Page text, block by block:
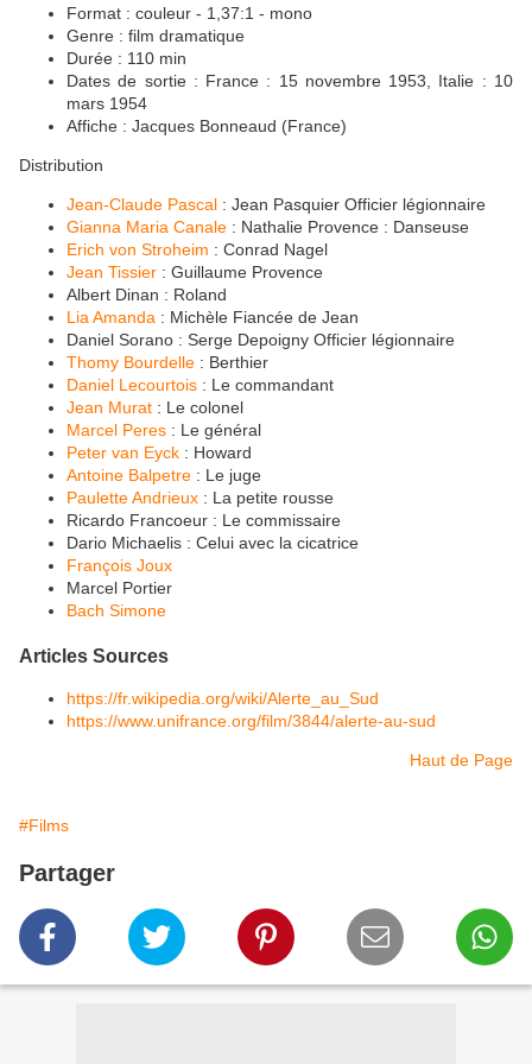
Format : couleur - 1,37:1 - mono
Genre : film dramatique
Durée : 110 min
Dates de sortie : France : 15 novembre 1953, Italie : 10
mars 1954
Affiche : Jacques Bonneaud (France)
Distribution
Jean-Claude Pascal : Jean Pasquier Officier légionnaire
Gianna Maria Canale : Nathalie Provence : Danseuse
Erich von Stroheim : Conrad Nagel
Jean Tissier : Guillaume Provence
Albert Dinan : Roland
Lia Amanda : Michèle Fiancée de Jean
Daniel Sorano : Serge Depoigny Officier légionnaire
Thomy Bourdelle : Berthier
Daniel Lecourtois : Le commandant
Jean Murat : Le colonel
Marcel Peres : Le général
Peter van Eyck : Howard
Antoine Balpetre : Le juge
Paulette Andrieux : La petite rousse
Ricardo Francoeur : Le commissaire
Dario Michaelis : Celui avec la cicatrice
François Joux
Marcel Portier
Bach Simone
Articles Sources
https://fr.wikipedia.org/wiki/Alerte_au_Sud
https://www.unifrance.org/film/3844/alerte-au-sud
Haut de Page
#Films
Partager